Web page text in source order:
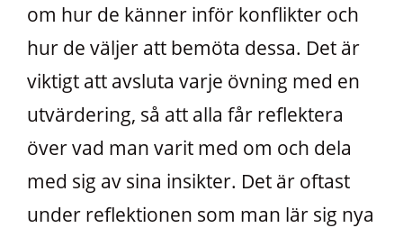
om hur de känner inför konflikter och
hur de väljer att bemöta dessa. Det är
viktigt att avsluta varje övning med en
utvärdering, så att alla får reflektera
över vad man varit med om och dela
med sig av sina insikter. Det är oftast
under reflektionen som man lär sig nya